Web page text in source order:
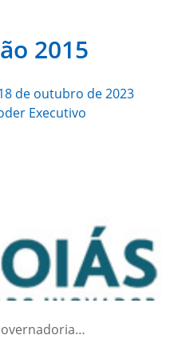
2015
de outubro de 2023
Executivo